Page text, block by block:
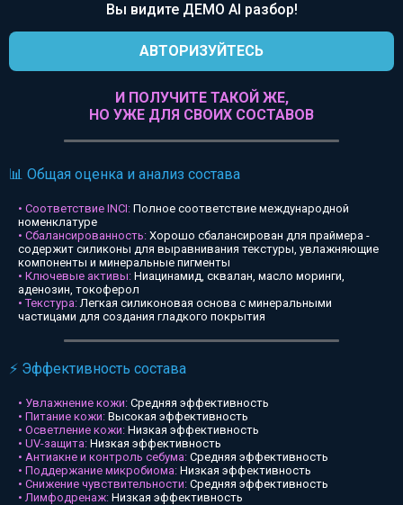
Вы видите ДЕМО AI разбор!
АВТОРИЗУЙТЕСЬ
И ПОЛУЧИТЕ ТАКОЙ ЖЕ,
НО УЖЕ ДЛЯ СВОИХ СОСТАВОВ
📊 Общая оценка и анализ состава
• Соответствие INCI: Полное соответствие международной
номенклатуре
• Сбалансированность: Хорошо сбалансирован для праймера -
содержит силиконы для выравнивания текстуры, увлажняющие
компоненты и минеральные пигменты
• Ключевые активы: Ниацинамид, сквалан, масло моринги,
аденозин, токоферол
• Текстура:Легкая силиконовая основа с минеральными
частицами для создания гладкого покрытия
⚡ Эффективность состава
• Увлажнение кожи: Средняя эффективность
• Питание кожи: Высокая эффективность
• Осветление кожи: Низкая эффективность
• UV-защита: Низкая эффективность
• Антиакне и контроль себума: Средняя эффективность
• Поддержание микробиома: Низкая эффективность
• Снижение чувствительности: Средняя эффективность
• Лимфодренаж: Низкая эффективность